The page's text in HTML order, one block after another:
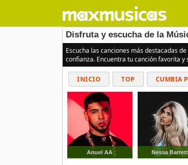
Disfruta y escucha de la
Escucha las canciones más destacadas de
confianza. Encuentra tu canción favorita
INICIO TOP CUMBIA
Anuel AA Nessa Barrett